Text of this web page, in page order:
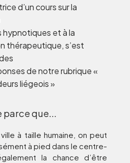
d’un cours sur la
hypnotiques et à la
thérapeutique, s’est
de notre rubrique «
liégeois »
parce que...
à taille humaine, on peut
à pied dans le centre-
la chance d’être